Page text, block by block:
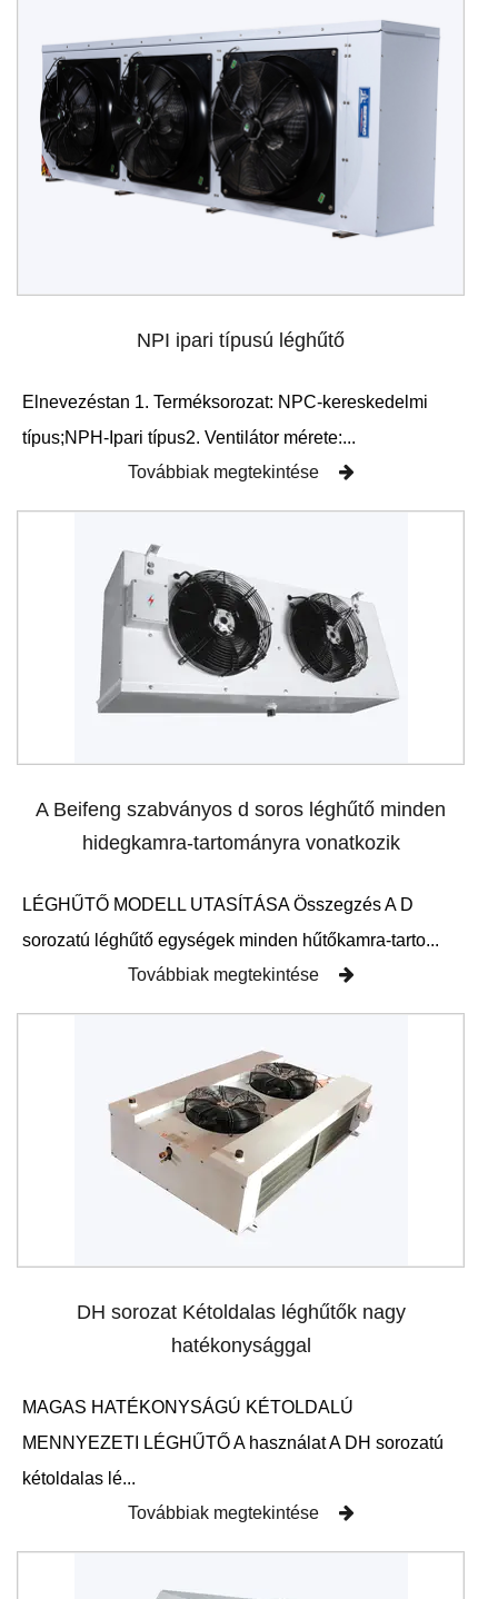
NPI ipari típusú léghűtő
Elnevezéstan 1. Terméksorozat: NPC-kereskedelmi
típus;NPH-Ipari típus2. Ventilátor mérete:...
Továbbiak megtekintése
A Beifeng szabványos d soros léghűtő minden
hidegkamra-tartományra vonatkozik
LÉGHŰTŐ MODELL UTASÍTÁSA Összegzés A D
sorozatú léghűtő egységek minden hűtőkamra-tarto...
Továbbiak megtekintése
DH sorozat Kétoldalas léghűtők nagy
hatékonysággal
MAGAS HATÉKONYSÁGÚ KÉTOLDALÚ
MENNYEZETI LÉGHŰTŐ A használat A DH sorozatú
kétoldalas lé...
Továbbiak megtekintése